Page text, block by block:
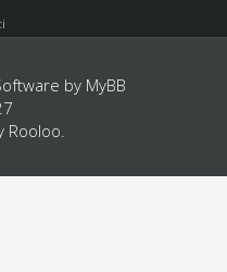
by MyBB
Rooloo